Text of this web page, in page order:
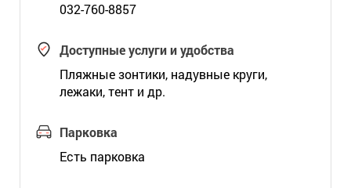
032-760-8857
Доступные услуги и удобства
Пляжные зонтики, надувные круги,
лежаки, тент и др.
Парковка
Есть парковка